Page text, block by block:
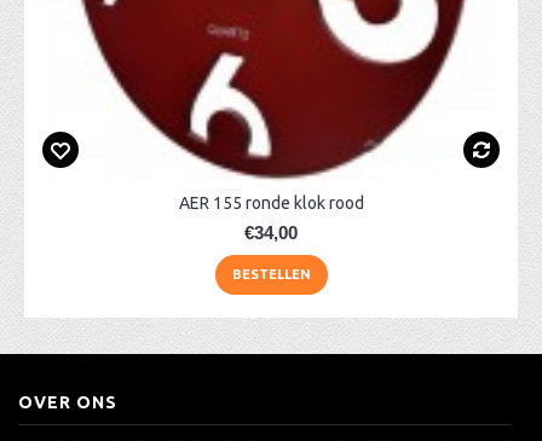
AER 155 ronde klok rood
€34,00
BESTELLEN
OVER ONS